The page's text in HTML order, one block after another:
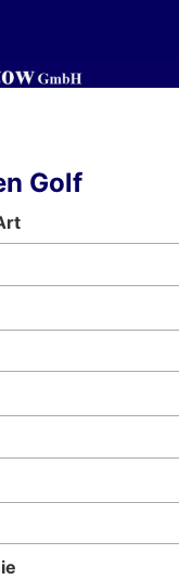
Golf